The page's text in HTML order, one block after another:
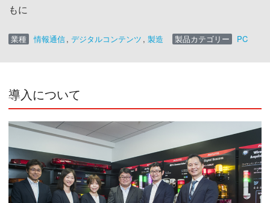
もに
業種 情報通信, デジタルコンテンツ , 製造 製品カテゴリー PC
導入について